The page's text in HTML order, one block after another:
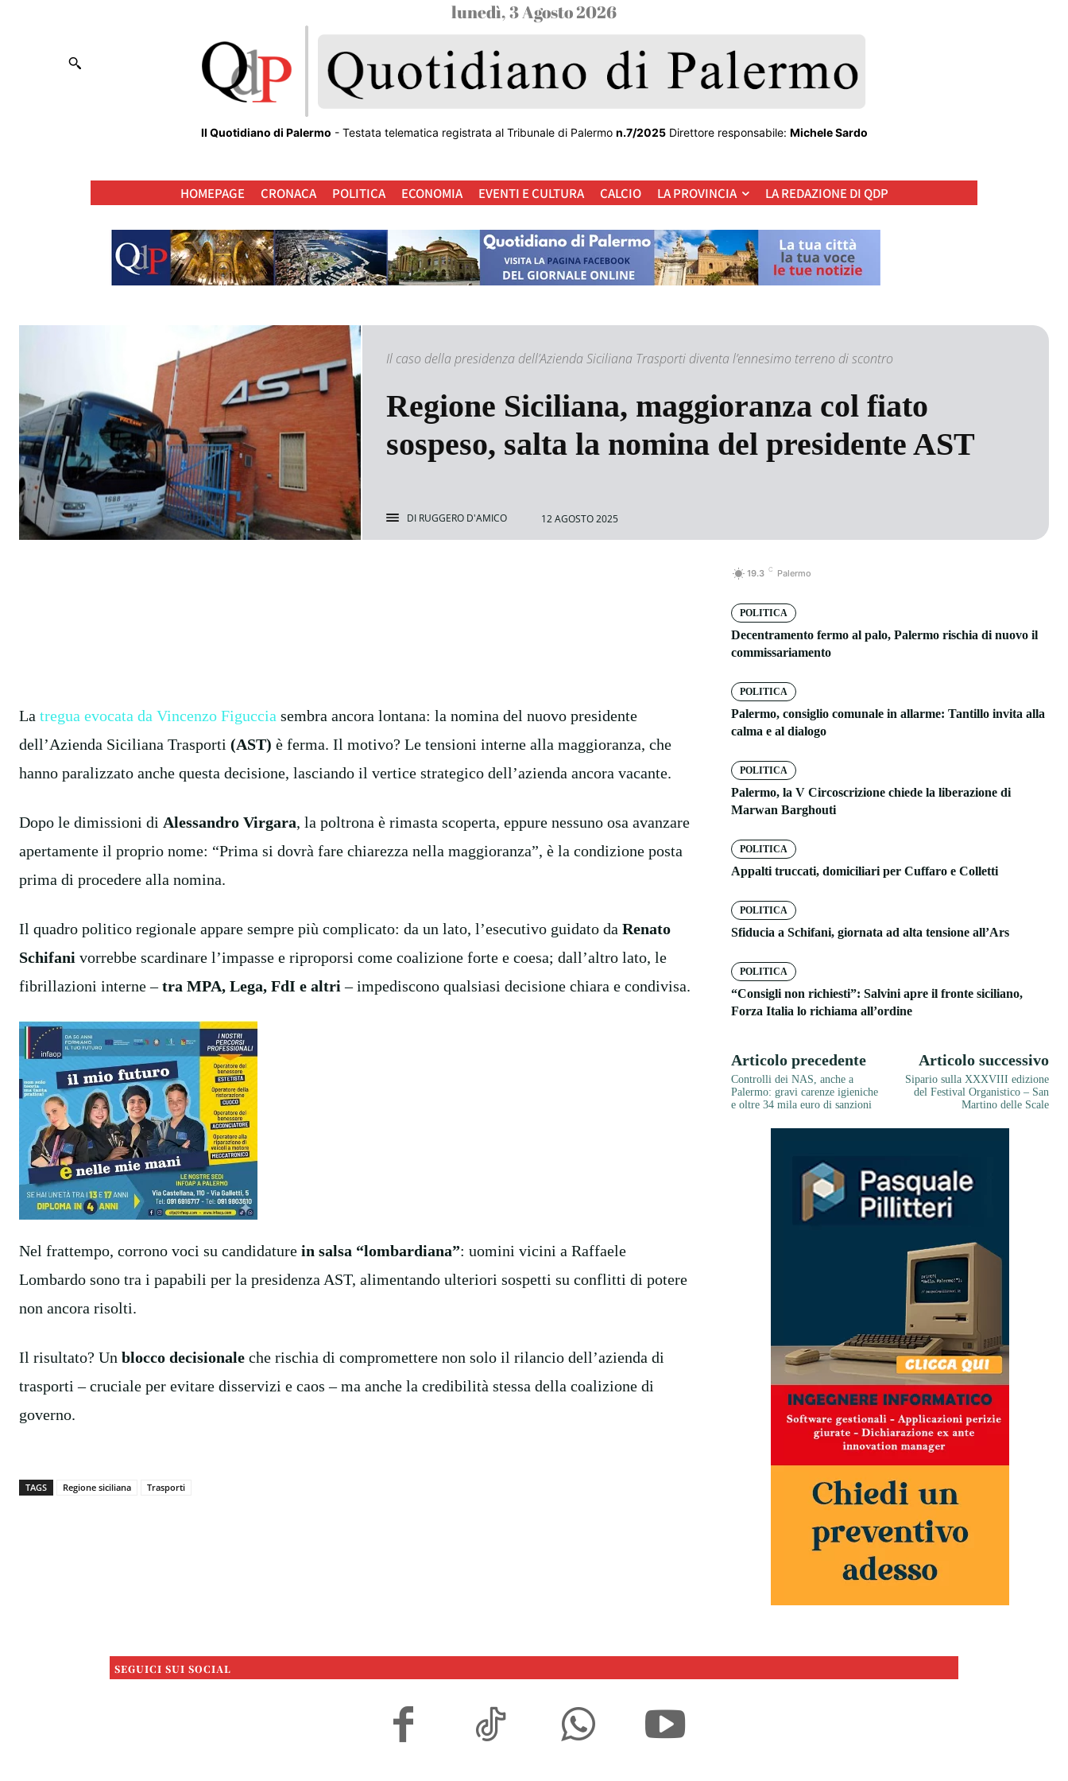
lunedì, 3 Agosto 2026
Il Quotidiano di Palermo - Testata telematica registrata al Tribunale di Palermo n.7/2025Direttore responsabile: Michele Sardo
HOMEPAGE CRONACA POLITICA ECONOMIA EVENTI E CULTURA CALCIO LA PROVINCIA LA REDAZIONE DI QDP
Il caso della presidenza dell’Azienda Siciliana Trasporti diventa l’ennesimo terreno di scontro
Regione Siciliana, maggioranza col fiato
sospeso, salta la nomina del presidente AST
DI RUGGERO D'AMICO 12 AGOSTO 2025
La tregua evocata da Vincenzo Figuccia sembra ancora lontana: la nomina del nuovo presidente
dell’Azienda Siciliana Trasporti (AST) è ferma. Il motivo? Le tensioni interne alla maggioranza, che
hanno paralizzato anche questa decisione, lasciando il vertice strategico dell’azienda ancora vacante.
Dopo le dimissioni di Alessandro Virgara, la poltrona è rimasta scoperta, eppure nessuno osa avanzare
apertamente il proprio nome: “Prima si dovrà fare chiarezza nella maggioranza”, è la condizione posta
prima di procedere alla nomina.
Il quadro politico regionale appare sempre più complicato: da un lato, l’esecutivo guidato da Renato
Schifani vorrebbe scardinare l’impasse e riproporsi come coalizione forte e coesa; dall’altro lato, le
fibrillazioni interne –tra MPA, Lega, FdI e altri – impediscono qualsiasi decisione chiara e condivisa.
Nel frattempo, corrono voci su candidature in salsa “lombardiana”: uomini vicini a Raffaele
Lombardo sono tra i papabili per la presidenza AST, alimentando ulteriori sospetti su conflitti di potere
non ancora risolti.
Il risultato? Un blocco decisionale che rischia di compromettere non solo il rilancio dell’azienda di
trasporti – cruciale per evitare disservizi e caos – ma anche la credibilità stessa della coalizione di
governo.
TAGS Regione siciliana Trasporti
19.3 C Palermo
POLITICA
Decentramento fermo al palo, Palermo rischia di nuovo il
commissariamento
POLITICA
Palermo, consiglio comunale in allarme: Tantillo invita alla
calma e al dialogo
POLITICA
Palermo, la V Circoscrizione chiede la liberazione di
Marwan Barghouti
POLITICA
Appalti truccati, domiciliari per Cuffaro e Colletti
POLITICA
Sfiducia a Schifani, giornata ad alta tensione all’Ars
POLITICA
“Consigli non richiesti”: Salvini apre il fronte siciliano,
Forza Italia lo richiama all’ordine
Articolo precedente
Controlli dei NAS, anche a
Palermo: gravi carenze igieniche
e oltre 34 mila euro di sanzioni
Articolo successivo
Sipario sulla XXXVIII edizione
del Festival Organistico – San
Martino delle Scale
SEGUICI SUI SOCIAL